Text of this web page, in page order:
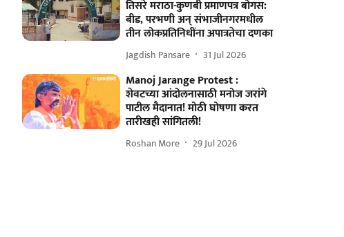
तिसरे मराठा-कुणबी प्रमाणपत्र बोगस:
बीड, परभणी अन् संभाजीनगरमधील
तीन लोकप्रतिनिधींना अपात्रतेचा दणका
Jagdish Pansare 31 Jul 2026
Manoj Jarange Protest :
शेवटच्या आंदोलनासाठी मनोज जरांगे
पाटील मैदानात! मोठी घोषणा करत
तारीखही सांगितली!
Roshan More 29 Jul 2026